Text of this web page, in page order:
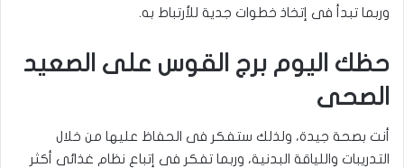
وربما تبدأ فى إتخاذ خطوات جدية للأرتباط به.
حظك اليوم برج القوس على الصعيد
الصحى
أنت بصحة جيدة، ولذلك ستفكر فى الحفاظ عليها من خلال
التدريبات واللياقة البدنية، وربما تفكر فى إتباع نظام غذائى أكثر